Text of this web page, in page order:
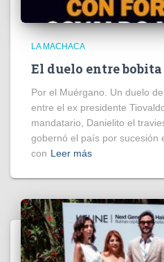
LA MACHACA
El duelo entre
Por el Muérgano. Un duelo
entre el ex presidente
mandatario, Danielito el
gobernó el país por sucesión
con Leer más